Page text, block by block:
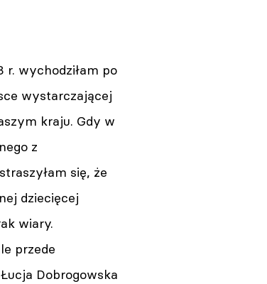
r. wychodziłam po
wystarczającej
kraju. Gdy w
z
się, że
dziecięcej
wiary.
przede
Dobrogowska